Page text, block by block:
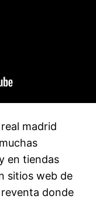
madrid
en tiendas
sitios web de
donde